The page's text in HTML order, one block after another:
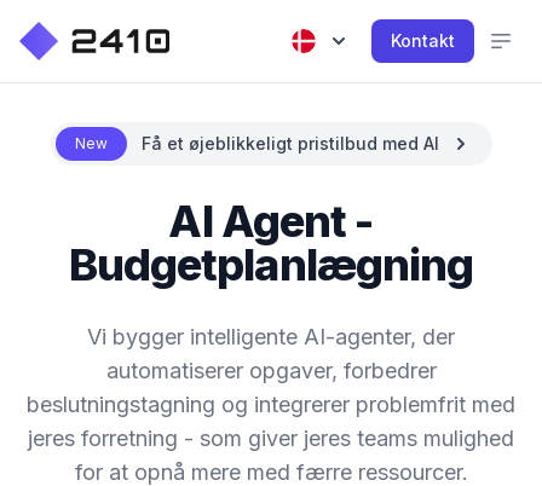
Kontakt
New Få et øjeblikkeligt pristilbud med AI
AI Agent -
Budgetplanlægning
Vi bygger intelligente AI-agenter, der
automatiserer opgaver, forbedrer
beslutningstagning og integrerer problemfrit med
jeres forretning - som giver jeres teams mulighed
for at opnå mere med færre ressourcer.